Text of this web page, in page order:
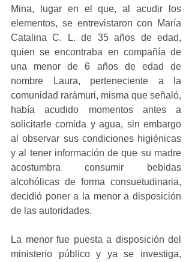
Mina, lugar en el que, al acudir los
elementos, se entrevistaron con María
Catalina C. L. de 35 años de edad,
quien se encontraba en compañía de
una menor de 6 años de edad de
nombre Laura, perteneciente a la
comunidad rarámuri, misma que señaló,
había acudido momentos antes a
solicitarle comida y agua, sin embargo
al observar sus condiciones higiénicas
y al tener información de que su madre
acostumbra consumir bebidas
alcohólicas de forma consuetudinaria,
decidió poner a la menor a disposición
de las autoridades.
La menor fue puesta a disposición del
ministerio público y ya se investiga,